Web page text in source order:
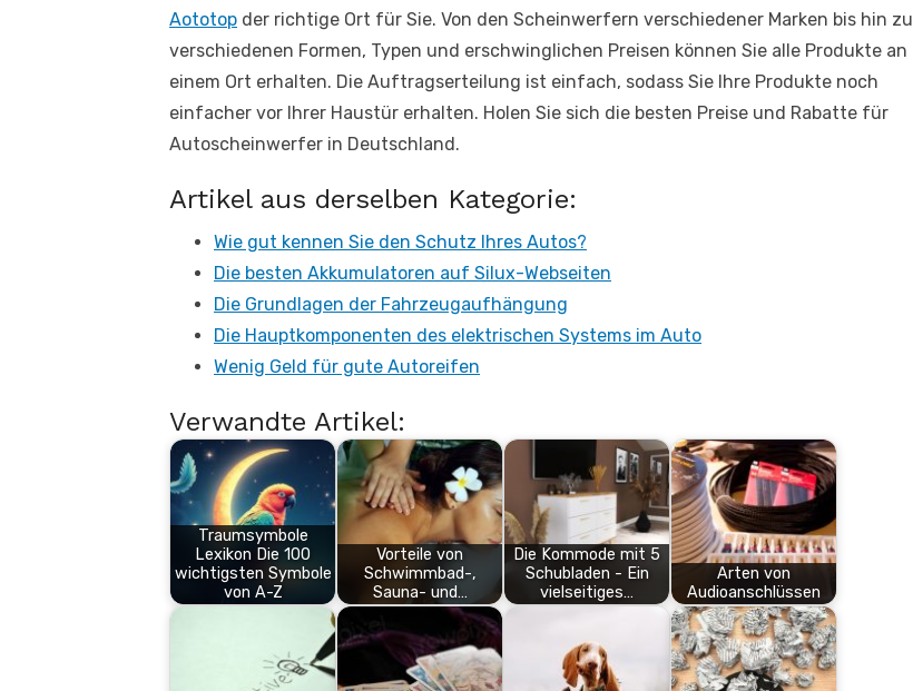
Aototop der richtige Ort für Sie. Von den Scheinwerfern verschiedener Marken bis hin zu
verschiedenen Formen, Typen und erschwinglichen Preisen können Sie alle Produkte an
einem Ort erhalten. Die Auftragserteilung ist einfach, sodass Sie Ihre Produkte noch
einfacher vor Ihrer Haustür erhalten. Holen Sie sich die besten Preise und Rabatte für
Autoscheinwerfer in Deutschland.
Artikel aus derselben Kategorie:
Wie gut kennen Sie den Schutz Ihres Autos?
Die besten Akkumulatoren auf Silux-Webseiten
Die Grundlagen der Fahrzeugaufhängung
Die Hauptkomponenten des elektrischen Systems im Auto
Wenig Geld für gute Autoreifen
Verwandte Artikel:
Traumsymbole
Lexikon Die 100
wichtigsten Symbole
von A-Z
Vorteile von
Schwimmbad-,
Sauna- und…
Die Kommode mit 5
Schubladen - Ein
vielseitiges…
Arten von
Audioanschlüssen